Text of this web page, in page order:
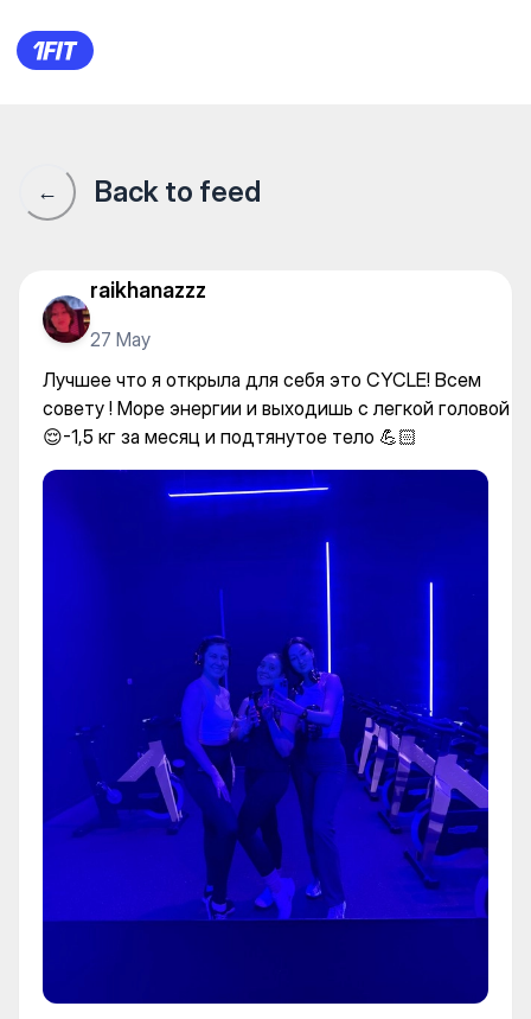
CycleHub — Cycle
← Back to feed
raikhanazzz
27 May
Лучшее что я открыла для себя это CYCLE! Всем
совету ! Море энергии и выходишь с легкой головой
😌-1,5 кг за месяц и подтянутое тело 💪🏻